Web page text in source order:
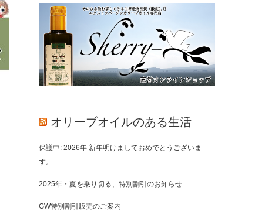
オリーブオイルのある生活
保護中: 2026年 新年明けましておめでとうございま
す。
2025年・夏を乗り切る、特別割引のお知らせ
GW特別割引販売のご案内